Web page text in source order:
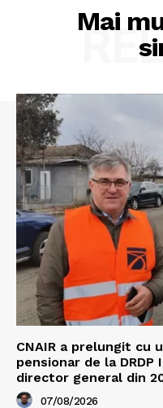
Mai
CNAIR a prelungit cu
pensionar de la
director general din
07/08/2026